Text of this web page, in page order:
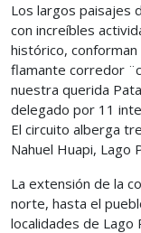
Los largos paisajes
con increíbles
histórico,
flamante corredor
nuestra querida
delegado por 11
El circuito alberga
Nahuel Huapi, Lago
La extensión de la
norte, hasta el
localidades de Lago